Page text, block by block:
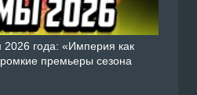
2026 года: «Империя как
премьеры сезона